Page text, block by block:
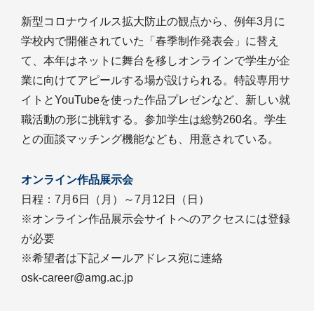
新型コロナウイルス拡大防止の観点から、例年3月に
学校内で開催されていた「春季制作発表会」に替え
て、本年はネットに舞台を移しオンラインで学生が企
業に向けてアピールする場が設けられる。特設専用サ
イトとYouTubeを使った作品プレゼンなど、新しい就
職活動の形に挑戦する。参加学生は総勢260名。学生
との面談マッチング機能なども、用意されている。
オンライン作品展示会
日程：7月6日（月）～7月12日（日）
※オンライン作品展示会サイトへのアクセスには登録
が必要
※希望者は下記メールアドレス宛に連絡
osk-career@amg.ac.jp